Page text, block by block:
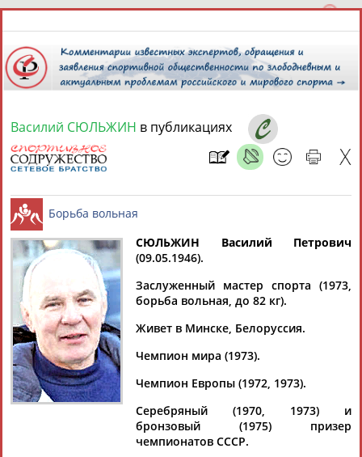
7 августа 2026 года,
СПОРТСМЕНЫ, ТРЕНЕРЫ И СПЕЦИАЛИСТЫ
Найдено: 13181персон Расширенный поиск
Аслаудин
АБАЕВ
Елена
АБАИМОВА
АБАКУМОВА
Юлия
Тамилла
АБАСОВА
Рамазан
АБАЧАРАЕВ
Ростом
Василий СЮЛЬЖИН в публикациях
Борьба вольная
СЮЛЬЖИН Василий Петрович
(09.05.1946).
Заслуженный мастер спорта (1973,
борьба вольная, до 82 кг).
Живет в Минске, Белоруссия.
Чемпион мира (1973).
Чемпион Европы (1972, 1973).
Серебряный (1970, 1973) и
бронзовый (1975) призер
чемпионатов СССР.